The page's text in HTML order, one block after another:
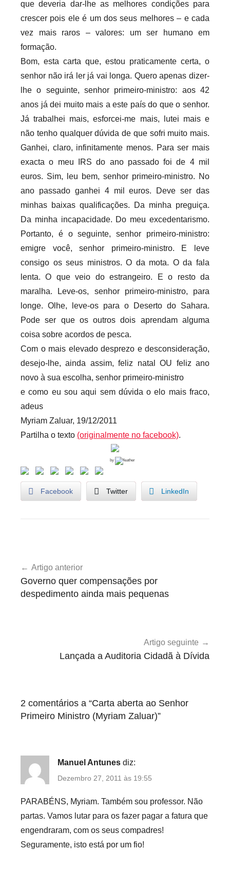
que deveria dar-lhe as melhores condições para
crescer pois ele é um dos seus melhores – e cada
vez mais raros – valores: um ser humano em
formação.
Bom, esta carta que, estou praticamente certa, o
senhor não irá ler já vai longa. Quero apenas dizer-
lhe o seguinte, senhor primeiro-ministro: aos 42
anos já dei muito mais a este país do que o senhor.
Já trabalhei mais, esforcei-me mais, lutei mais e
não tenho qualquer dúvida de que sofri muito mais.
Ganhei, claro, infinitamente menos. Para ser mais
exacta o meu IRS do ano passado foi de 4 mil
euros. Sim, leu bem, senhor primeiro-ministro. No
ano passado ganhei 4 mil euros. Deve ser das
minhas baixas qualificações. Da minha preguiça.
Da minha incapacidade. Do meu excedentarismo.
Portanto, é o seguinte, senhor primeiro-ministro:
emigre você, senhor primeiro-ministro. E leve
consigo os seus ministros. O da mota. O da fala
lenta. O que veio do estrangeiro. E o resto da
maralha. Leve-os, senhor primeiro-ministro, para
longe. Olhe, leve-os para o Deserto do Sahara.
Pode ser que os outros dois aprendam alguma
coisa sobre acordos de pesca.
Com o mais elevado desprezo e desconsideração,
desejo-lhe, ainda assim, feliz natal OU feliz ano
novo à sua escolha, senhor primeiro-ministro
e como eu sou aqui sem dúvida o elo mais fraco,
adeus
Myriam Zaluar, 19/12/2011
Partilha o texto (originalmente no facebook).
by
Facebook Twitter LinkedIn
d
de
artigos
Artigo anterior
Governo quer compensações por
despedimento ainda mais pequenas
Artigo seguinte
Lançada a Auditoria Cidadã à Dívida
2 comentários a “Carta aberta ao Senhor
Primeiro Ministro (Myriam Zaluar)”
Manuel Antunes diz:
Dezembro 27, 2011 às 19:55
PARABÉNS, Myriam. Também sou professor. Não
partas. Vamos lutar para os fazer pagar a fatura que
engendraram, com os seus compadres!
Seguramente, isto está por um fio!